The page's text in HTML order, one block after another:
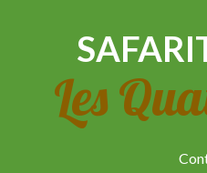
Les